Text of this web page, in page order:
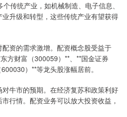
传统产业，如机械制造、电子信息、
升级和转型，这些传统产业有望获得
资的需求激增。配资概念股受益于
方财富（300059）**、**国金证券
）**等龙头股涨幅居前。
牛市的预期。在经济复苏和政策利好
行情。配资业务可以放大投资收益，